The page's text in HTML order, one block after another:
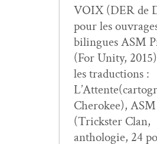
VOIX (DER de
pour les
bilingues ASM
(For Uni­ty,
les tra­duc­tions :
Chero­kee), ASM
(Trick­ster Clan,
antholo­gie, 24